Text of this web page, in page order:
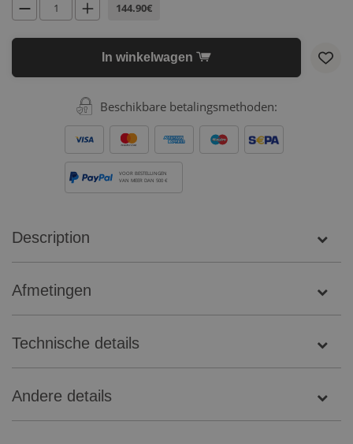
144.90€
In winkelwagen
Beschikbare betalingsmethoden:
VOOR BESTELLINGEN
VAN MEER DAN 500 €
Description
Afmetingen
Technische details
Andere details